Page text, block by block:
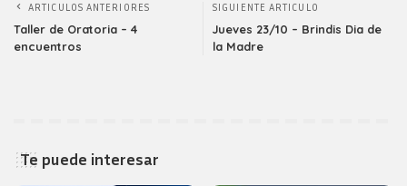
ARTICULOS ANTERIORES
Taller de Oratoria – 4
encuentros
SIGUIENTE ARTICULO
Jueves 23/10 – Brindis Dia de
la Madre
Te puede interesar